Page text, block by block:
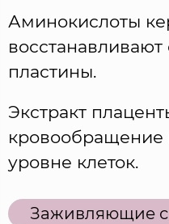
Аминокислоты
восстанавливают
пластины.
Экстракт
уровне клеток.
Заживляющие